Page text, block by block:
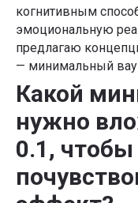
когнитивным
эмоциональную
предлагаю
— минимальный
Какой
нужно
0.1, чтобы